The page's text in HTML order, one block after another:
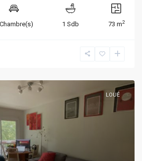
1 Sdb 73 m2
LOUÉ